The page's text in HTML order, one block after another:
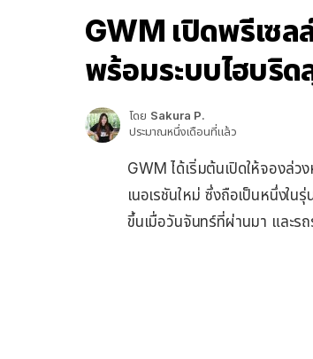
GWM เปิดพรีเซ
พร้อมระบบไฮบริด
โดย Sakura P.
ประมาณหนึ่งเดือนที่แล้ว
GWM ได้เริ่มต้นเปิดให้จองล่
เนอเรชันใหม่ ซึ่งถือเป็นหนึ่งใน
ขึ้นเมื่อวันจันทร์ที่ผ่านมา และร